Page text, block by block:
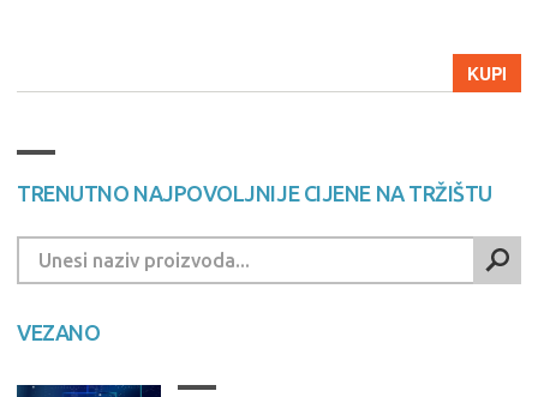
KUPI
TRENUTNO NAJPOVOLJNIJE CIJENE NA TRŽIŠTU
VEZANO